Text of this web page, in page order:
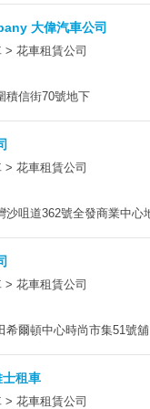
大偉汽車公司
花車租賃公司
積信街70號地下
花車租賃公司
沙咀道362號全發商業中心
花車租賃公司
希爾頓中心時尚市集51號舖
租車
花車租賃公司